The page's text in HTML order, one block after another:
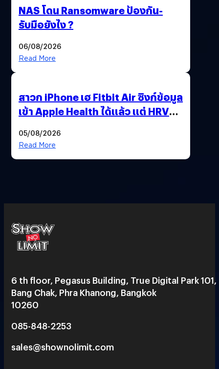
NAS โดน Ransomware ป้องกัน-
รับมือยังไง ?
06/08/2026
Read More
สาวก iPhone เฮ Fitbit Air ซิงก์ข้อมูล
เข้า Apple Health ได้แล้ว แต่ HRV
05/08/2026
Read More
6 th floor, Pegasus Building, True Digital Park 101,
Bang Chak, Phra Khanong, Bangkok
10260
085-848-2253
sales@shownolimit.com